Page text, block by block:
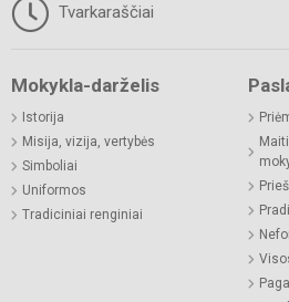
Tvarkaraščiai
Mokykla-darželis
Istorija
Misija, vizija, vertybės
Simboliai
Uniformos
Tradiciniai renginiai